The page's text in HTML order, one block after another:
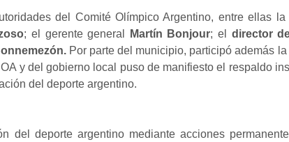
del Comité Olímpico Argentino, entre ellas la
; el gerente general Martín Bonjour; el director
Por parte del municipio, participó además
y del gobierno local puso de manifiesto el respaldo
del deporte argentino.
del deporte argentino mediante acciones